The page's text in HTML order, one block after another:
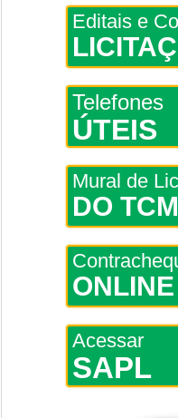
Editais e
Telefones
ÚTEIS
Mural de
DO
ONLINE
Acessar
SAPL